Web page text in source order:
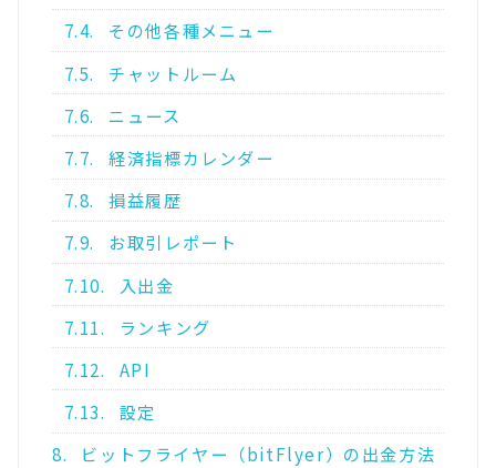
7.4.
その他各種メニュー
7.5.
チャットルーム
7.6.
ニュース
7.7.
経済指標カレンダー
7.8.
損益履歴
7.9.
お取引レポート
7.10.
入出金
7.11.
ランキング
7.12.
API
7.13.
設定
8.
ビットフライヤー（bitFlyer）の出金方法